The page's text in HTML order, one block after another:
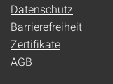
Datenschutz
Barrierefreiheit
Zertifikate
AGB